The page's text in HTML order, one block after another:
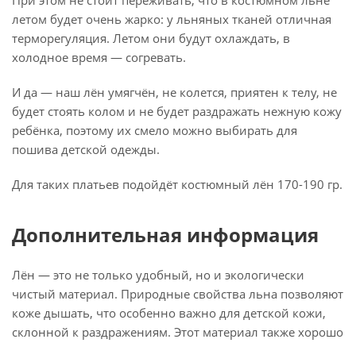
летом будет очень жарко: у льняных тканей отличная
терморегуляция. Летом они будут охлаждать, в
холодное время — согревать.
И да — наш лён умягчён, не колется, приятен к телу, не
будет стоять колом и не будет раздражать нежную кожу
ребёнка, поэтому их смело можно выбирать для
пошива детской одежды.
Для таких платьев подойдёт костюмный лён 170-190 гр.
Дополнительная информация
Лён — это не только удобный, но и экологически
чистый материал. Природные свойства льна позволяют
коже дышать, что особенно важно для детской кожи,
склонной к раздражениям. Этот материал также хорошо